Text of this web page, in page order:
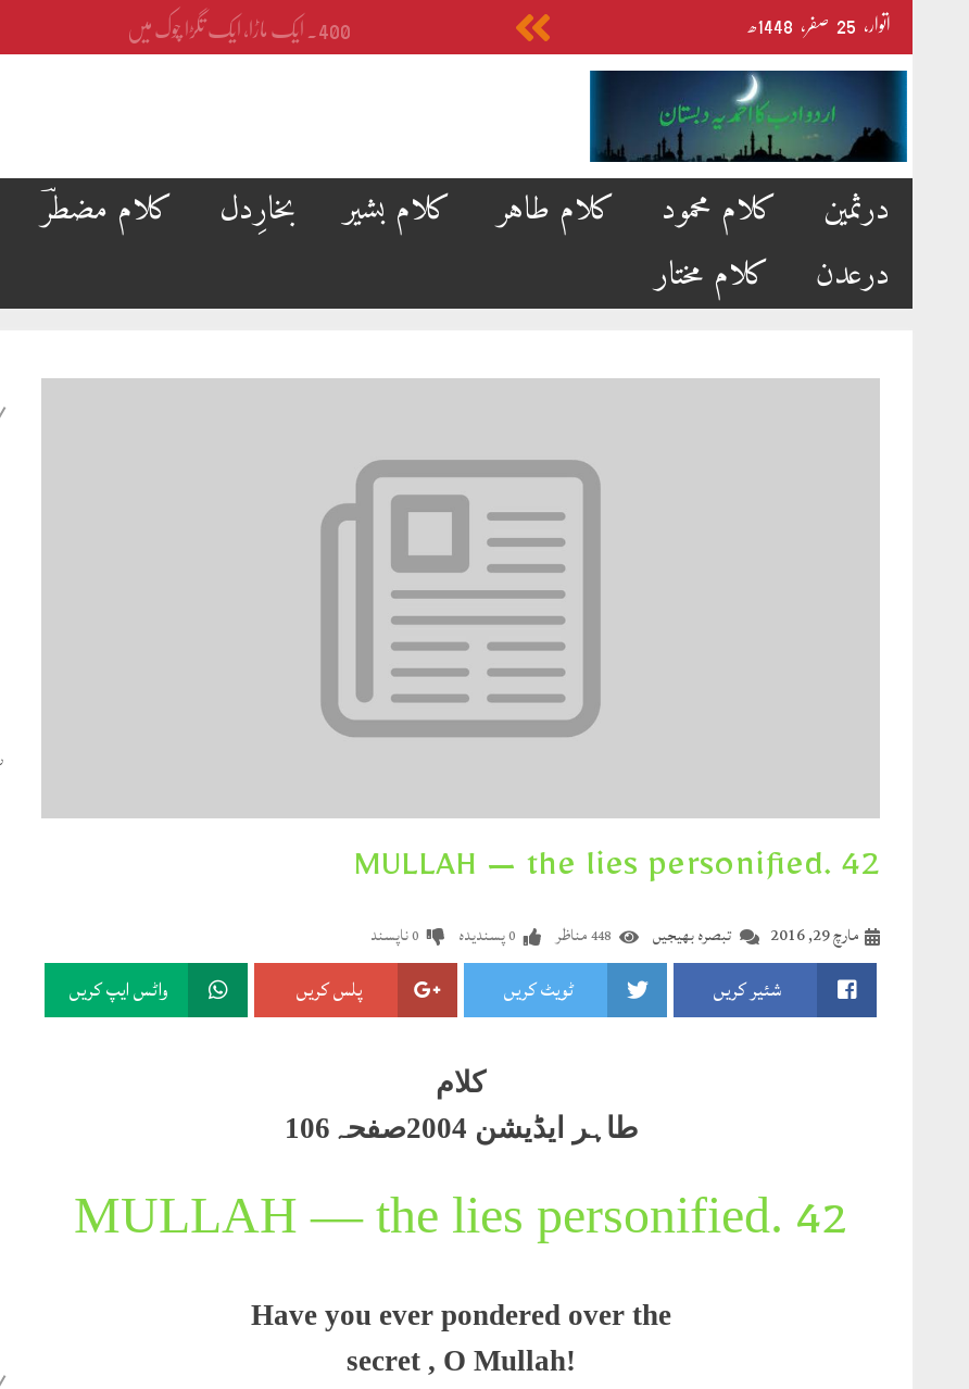
Skip
to
content
اتوار‬‮، 25 صفر‬، 400۔ ایک ماڑا، ایک تگڑا چوک میں
درثمین کلام محمود کلام طاہر کلام بشیر بخارِدل کلام مضطرؔ
درعدن
کلام مختار
42 .MULLAH — the lies personified
تبصرہ بھیجیں مارچ 29, 2016 448مناظر 0پسندیدہ 0ناپسند
شئیر کریں ٹویٹ کریں پلس کریں واٹس ایپ کریں
کلام
طاہر ایڈیشن 2004صفحہ106
42
.MULLAH — the lies personified
Have you ever pondered over the
secret , O Mullah!